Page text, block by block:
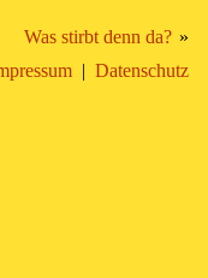
Was stirbt denn da? »
| Datenschutz